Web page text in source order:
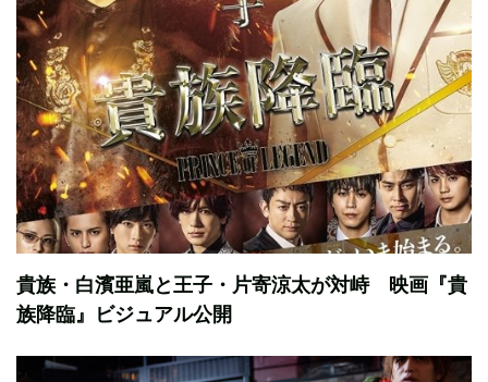
貴族・白濱亜嵐と王子・片寄涼太が対峙 映画『貴
族降臨』ビジュアル公開